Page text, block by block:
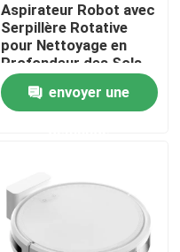
Aspirateur Robot avec
Serpillère Rotative
pour Nettoyage en
Profondeur des Sols
envoyer une